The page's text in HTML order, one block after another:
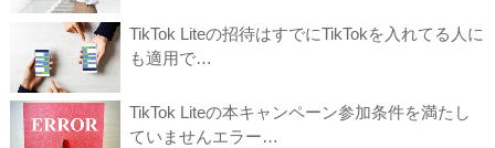
TikTok Liteの招待はすでにTikTokを入れてる人に
も適用で…
TikTok Liteの本キャンペーン参加条件を満たし
ていませんエラー…